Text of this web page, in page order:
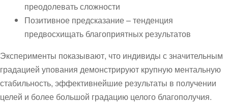
преодолевать сложности
Позитивное предсказание – тенденция
предвосхищать благоприятных результатов
Эксперименты показывают, что индивиды с значительным
градацией упования демонстрируют крупную ментальную
стабильность, эффективнейшие результаты в получении
целей и более большой градацию целого благополучия.